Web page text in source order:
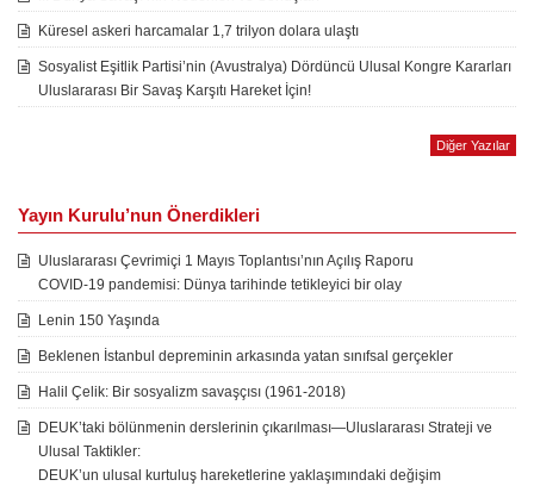
Küresel askeri harcamalar 1,7 trilyon dolara ulaştı
Sosyalist Eşitlik Partisi’nin (Avustralya) Dördüncü Ulusal Kongre Kararları
Uluslararası Bir Savaş Karşıtı Hareket İçin!
Diğer Yazılar
Yayın Kurulu’nun Önerdikleri
Uluslararası Çevrimiçi 1 Mayıs Toplantısı’nın Açılış Raporu
COVID-19 pandemisi: Dünya tarihinde tetikleyici bir olay
Lenin 150 Yaşında
Beklenen İstanbul depreminin arkasında yatan sınıfsal gerçekler
Halil Çelik: Bir sosyalizm savaşçısı (1961-2018)
DEUK’taki bölünmenin derslerinin çıkarılması—Uluslararası Strateji ve
Ulusal Taktikler:
DEUK’un ulusal kurtuluş hareketlerine yaklaşımındaki değişim